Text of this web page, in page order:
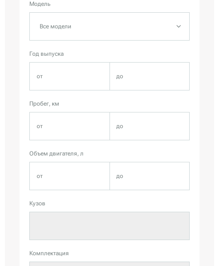
Модель
Все модели
Год выпуска
Пробег, км
Объем двигателя, л
Кузов
Комплектация